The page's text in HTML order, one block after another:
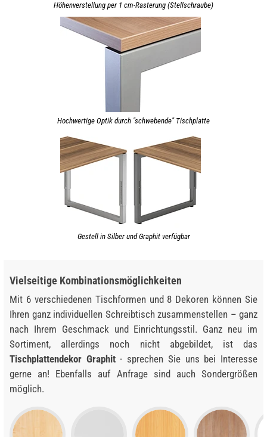
Höhenverstellung per 1 cm-Rasterung (Stellschraube)
Hochwertige Optik durch "schwebende" Tischplatte
Gestell in Silber und Graphit verfügbar
Vielseitige Kombinationsmöglichkeiten
Mit 6 verschiedenen Tischformen und 8 Dekoren können Sie
Ihren ganz individuellen Schreibtisch zusammenstellen – ganz
nach Ihrem Geschmack und Einrichtungsstil. Ganz neu im
Sortiment, allerdings noch nicht abgebildet, ist das
Tischplattendekor Graphit- sprechen Sie uns bei Interesse
gerne an! Ebenfalls auf Anfrage sind auch Sondergrößen
möglich.